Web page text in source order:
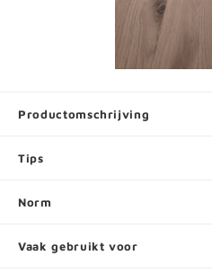
Productomschrijving
Tips
Norm
Vaak gebruikt voor